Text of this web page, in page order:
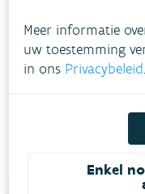
Meer informatie
uw toestemming
in ons Privacybeleid.
Enkel